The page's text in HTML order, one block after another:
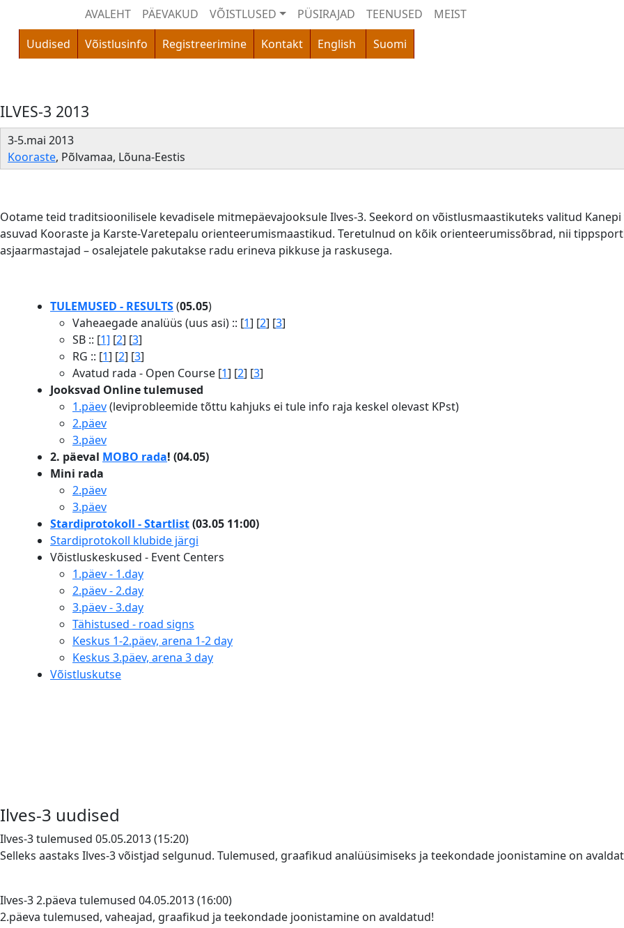
AVALEHT PÄEVAKUD VÕISTLUSED PÜSIRAJAD TEENUSED
MEIST
Uudised
Võistlusinfo Registreerimine Kontakt English Suomi
ILVES-3 2013
3-5.mai 2013
Kooraste, Põlvamaa, Lõuna-Eestis
Ootame teid traditsioonilisele kevadisele mitmepäevajooksule Ilves-3. Seekord on võistlusmaastikuteks valitud Kanepi
asuvad Kooraste ja Karste-Varetepalu orienteerumismaastikud. Teretulnud on kõik orienteerumissõbrad, nii
asjaarmastajad – osalejatele pakutakse radu erineva pikkuse ja raskusega.
TULEMUSED - RESULTS(05.05)
Vaheaegade analüüs (uus asi) :: [1] [2] [3]
SB :: [1] [2] [3]
RG :: [1] [2] [3]
Avatud rada - Open Course [1] [2] [3]
Jooksvad Online tulemused
1.päev(leviprobleemide tõttu kahjuks ei tule info raja keskel olevast KPst)
2.päev
3.päev
2. päeval MOBO rada! (04.05)
Mini rada
2.päev
3.päev
Stardiprotokoll - Startlist(03.05 11:00)
Stardiprotokoll klubide järgi
Võistluskeskused - Event Centers
1.päev - 1.day
2.päev - 2.day
3.päev - 3.day
Tähistused - road signs
Keskus 1-2.päev, arena 1-2 day
Keskus 3.päev, arena 3 day
Võistluskutse
Ilves-3 uudised
Ilves-3 tulemused 05.05.2013 (15:20)
Selleks aastaks Ilves-3 võistjad selgunud. Tulemused, graafikud analüüsimiseks ja teekondade joonistamine on
Ilves-3 2.päeva tulemused 04.05.2013 (16:00)
2.päeva tulemused, vaheajad, graafikud ja teekondade joonistamine on avaldatud!